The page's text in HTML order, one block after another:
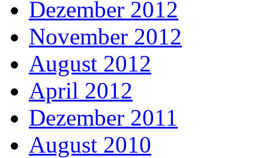
Dezember 2012
November 2012
August 2012
April 2012
Dezember 2011
August 2010